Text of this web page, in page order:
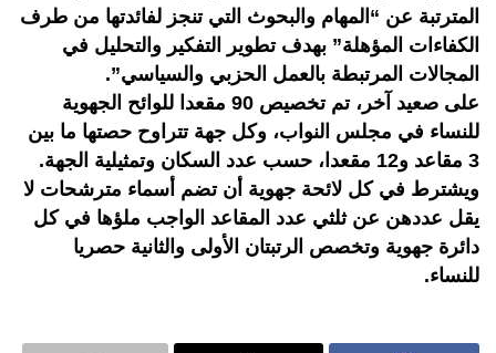
المترتبة عن “المهام والبحوث التي تنجز لفائدتها من طرف
الكفاءات المؤهلة” بهدف تطوير التفكير والتحليل في
المجالات المرتبطة بالعمل الحزبي والسياسي”.
على صعيد آخر، تم تخصيص 90 مقعدا للوائح الجهوية
للنساء في مجلس النواب، وكل جهة تتراوح حصتها ما بين
3 مقاعد و12 مقعدا، حسب عدد السكان وتمثيلية الجهة.
ويشترط في كل لائحة جهوية أن تضم أسماء مترشحات لا
يقل عددهن عن ثلثي عدد المقاعد الواجب ملؤها في كل
دائرة جهوية وتخصص الرتبتان الأولى والثانية حصريا
للنساء.